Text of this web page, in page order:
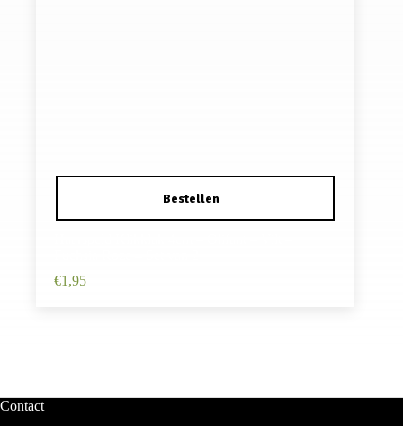
€1,95
Contact